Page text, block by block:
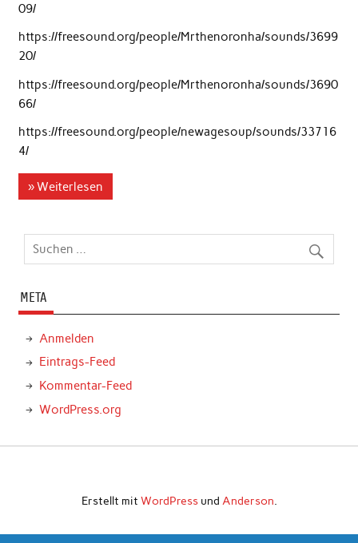
09/
https://freesound.org/people/Mrthenoronha/sounds/3699
20/
https://freesound.org/people/Mrthenoronha/sounds/3690
66/
https://freesound.org/people/newagesoup/sounds/33716
4/
» Weiterlesen
META
Anmelden
Eintrags-Feed
Kommentar-Feed
WordPress.org
Erstellt mit WordPressund Anderson.